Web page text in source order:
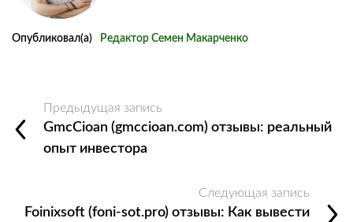
Опубликовал(а) Редактор Семен Макарченко
Предыдущая запись
GmcCioan (gmccioan.com) отзывы: реальный
опыт инвестора
Следующая запись
Foinixsoft (foni-sot.pro) отзывы: Как вывести